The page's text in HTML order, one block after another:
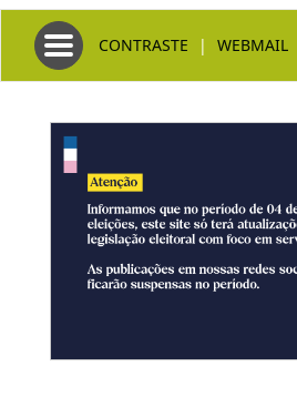
Toggle navigation
CONTRASTE | WEBMAIL